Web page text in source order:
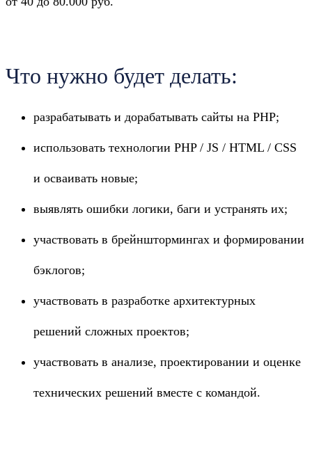
Что нужно будет делать:
разрабатывать и дорабатывать сайты на PHP;
использовать технологии PHP / JS / HTML / CSS
и осваивать новые;
выявлять ошибки логики, баги и устранять их;
участвовать в брейнштормингах и формировании
бэклогов;
участвовать в разработке архитектурных
решений сложных проектов;
участвовать в анализе, проектировании и оценке
технических решений вместе с командой.